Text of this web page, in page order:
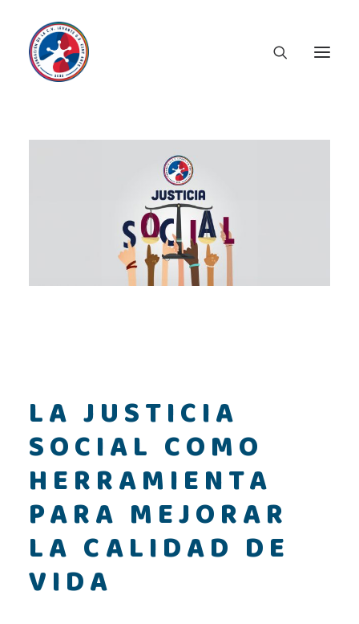
LA JUSTICIA
SOCIAL COMO
HERRAMIENTA
PARA MEJORAR
LA CALIDAD DE
VIDA